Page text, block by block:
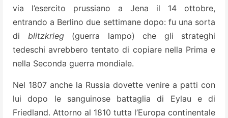
via l’esercito prussiano a Jena il 14 ottobre,
entrando a Berlino due settimane dopo: fu una sorta
di blitzkrieg (guerra lampo) che gli strateghi
tedeschi avrebbero tentato di copiare nella Prima e
nella Seconda guerra mondiale.
Nel 1807 anche la Russia dovette venire a patti con
lui dopo le sanguinose battaglia di Eylau e di
Friedland. Attorno al 1810 tutta l’Europa continentale